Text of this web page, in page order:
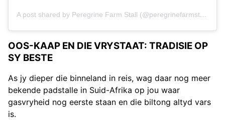
A post shared by Peregrine Farm Stall (@peregrinefarmstall)
OOS-KAAP EN DIE VRYSTAAT: TRADISIE OP
SY BESTE
As jy dieper die binneland in reis, wag daar nog meer
bekende padstalle in Suid-Afrika op jou waar
gasvryheid nog eerste staan en die biltong altyd vars
is.